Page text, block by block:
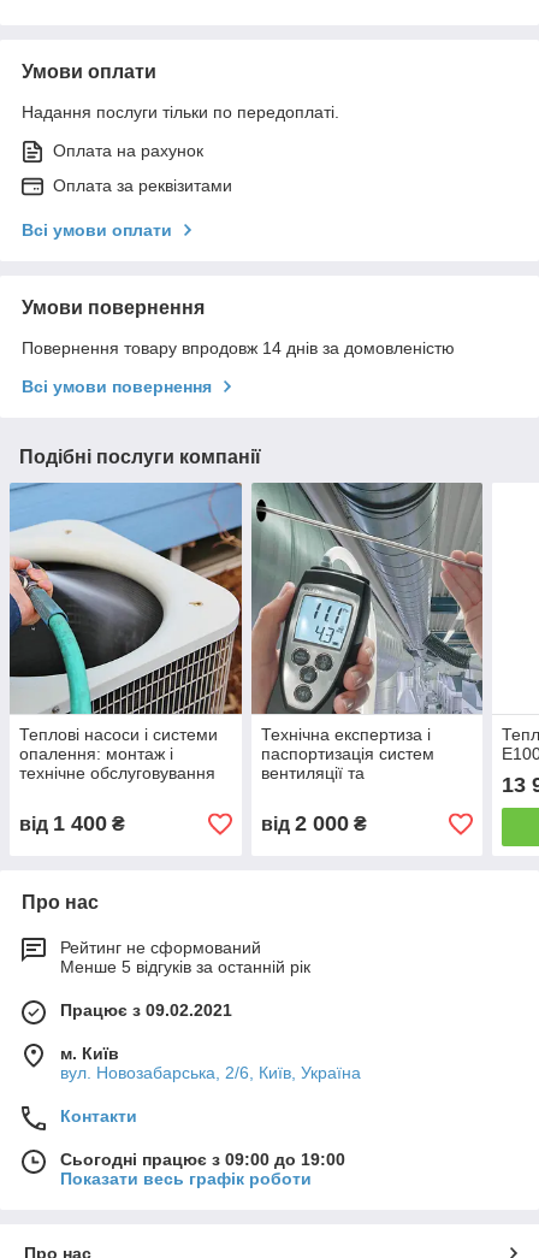
Умови оплати
Надання послуги тільки по передоплаті.
Оплата на рахунок
Оплата за реквізитами
Всі умови оплати
Умови повернення
Повернення товару впродовж 14 днів за домовленістю
Всі умови повернення
Подібні послуги компанії
Теплові насоси і системи
опалення: монтаж і
технічне обслуговування
від 1 400 ₴
Технічна експертиза і
паспортизація систем
вентиляції та
від 2 000₴
13
Про нас
Рейтинг не сформований
Менше 5 відгуків за останній рік
Працює з 09.02.2021
м. Київ
вул. Новозабарська, 2/6, Київ, Україна
Контакти
Сьогодні працює з 09:00 до 19:00
Показати весь графік роботи
Про нас